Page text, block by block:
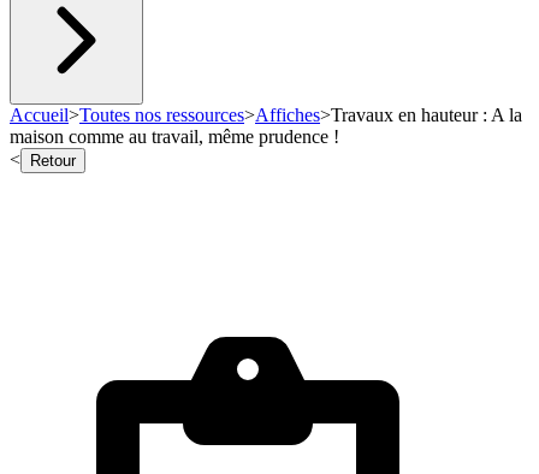
Accueil>Toutes nos ressources>Affiches>Travaux en hauteur : A la
maison comme au travail, même prudence !
<
Retour